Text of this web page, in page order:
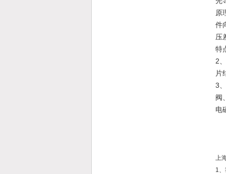
原
件
压
特
2
片
3
阀
电
上
1